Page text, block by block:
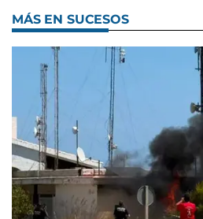
MÁS EN SUCESOS